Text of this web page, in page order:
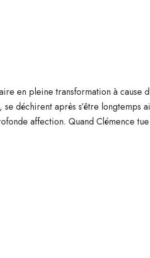
en pleine transformation à cause
déchirent après s’être longtemps
affection. Quand Clémence tue